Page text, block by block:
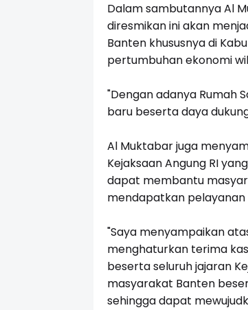
Dalam sambutannya Al
diresmikan ini akan
Banten khususnya di
pertumbuhan ekonomi
"Dengan adanya Rumah
baru beserta daya
Al Muktabar juga
Kejaksaan Angung RI
dapat membantu
mendapatkan
"Saya menyampaikan
menghaturkan terima
beserta seluruh jajaran
masyarakat Banten
sehingga dapat